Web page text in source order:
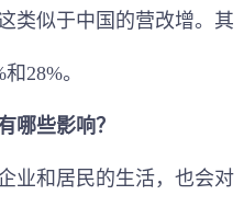
类似于中国的营改增。其
28%。
哪些影响？
业和居民的生活，也会对